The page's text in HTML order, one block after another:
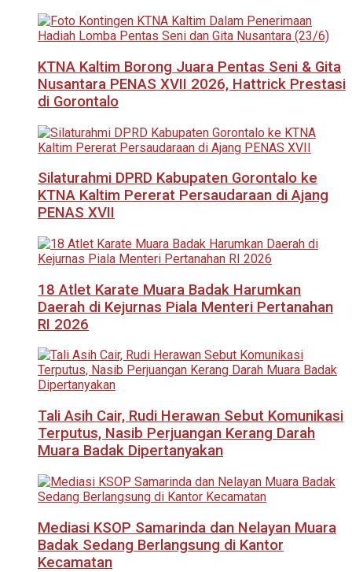
KTNA Kaltim Borong Juara Pentas Seni & Gita
Nusantara PENAS XVII 2026, Hattrick Prestasi
di Gorontalo
Silaturahmi DPRD Kabupaten Gorontalo ke
KTNA Kaltim Pererat Persaudaraan di Ajang
PENAS XVII
18 Atlet Karate Muara Badak Harumkan
Daerah di Kejurnas Piala Menteri Pertanahan
RI 2026
Tali Asih Cair, Rudi Herawan Sebut Komunikasi
Terputus, Nasib Perjuangan Kerang Darah
Muara Badak Dipertanyakan
Mediasi KSOP Samarinda dan Nelayan Muara
Badak Sedang Berlangsung di Kantor
Kecamatan